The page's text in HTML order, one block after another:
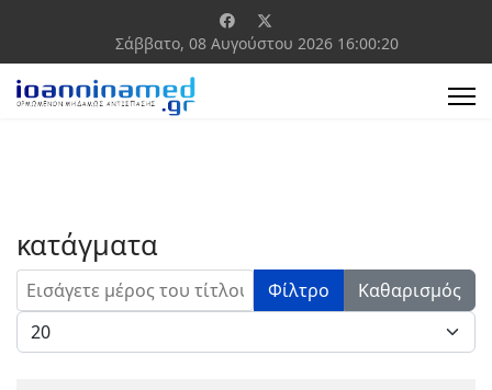
Σάββατο, 08 Αυγούστου 2026 16:00:20
κατάγματα
Εισάγετε μέρος του τίτλου. Φίλτρο
Καθαρισμός
Εμφάνιση #